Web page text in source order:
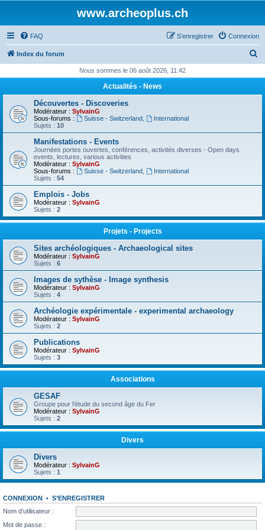
www.archeoplus.ch
FAQ Connexion
S’enregistrer
Index du forum
h
Nous sommes le 06 août 2026, 11:42
Actualités - News
Découvertes - Discoveries
Modérateur : SylvainG
Sous-forums :
Suisse - Switzerland,
International
Sujets : 10
Manifestations - Events
Journées portes ouvertes, conférences, activités diverses - Open days
events, lectures, various activities
Modérateur : SylvainG
Sous-forums :
Suisse - Switzerland,
International
Sujets : 54
Emplois - Jobs
Modérateur : SylvainG
Sujets : 2
Projets - Projects
Sites archéologiques - Archaeological sites
Modérateur : SylvainG
Sujets : 6
Images de sythèse - Image synthesis
Modérateur : SylvainG
Sujets : 4
Archéologie expérimentale - experimental archaeology
Modérateur : SylvainG
Sujets : 2
Publications
Modérateur : SylvainG
Sujets : 3
Associations
GESAF
Groupe pour l'étude du second âge du Fer
Modérateur : SylvainG
Sujets : 2
Divers
Divers
Modérateur : SylvainG
Sujets : 1
CONNEXION • S’ENREGISTRER
Nom d’utilisateur :
Mot de passe :